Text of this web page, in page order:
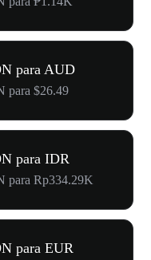
para AUD
para $26.49
para IDR
para Rp334.29K
para EUR